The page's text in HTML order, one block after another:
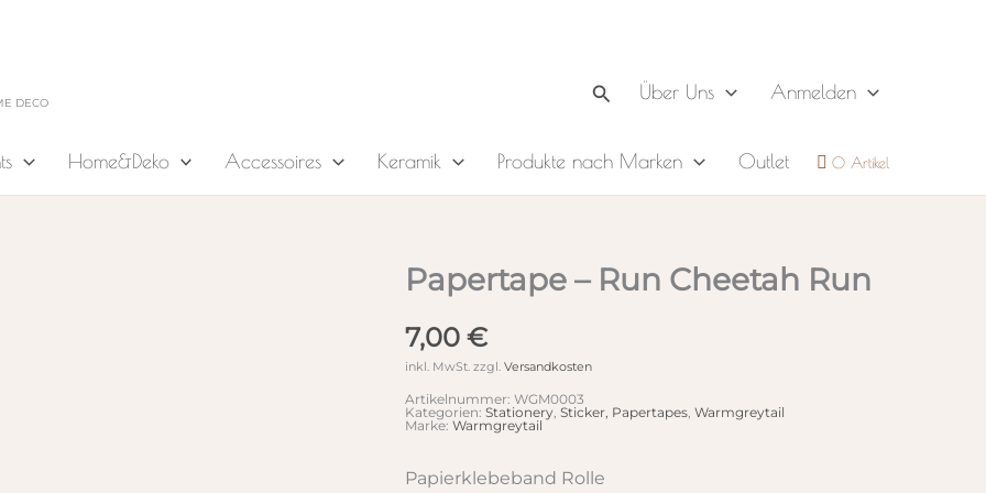
DECO Über Uns Anmelden
Home&Deko Accessoires Keramik Produkte nach Marken Outlet 0 Artikel
Papertape – Run Cheetah Run
7,00 €
inkl. MwSt. zzgl. Versandkosten
Artikelnummer: WGM0003
Kategorien: Stationery Sticker, Papertapes Warmgreytail
Marke: Warmgreytail
Papierklebeband Rolle